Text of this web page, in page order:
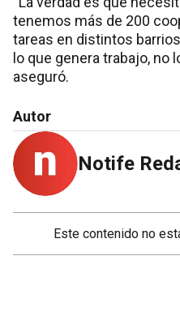
tenemos más de 200
tareas en distintos
lo que genera trabajo, no
aseguró.
Autor
Notife
Este contenido no